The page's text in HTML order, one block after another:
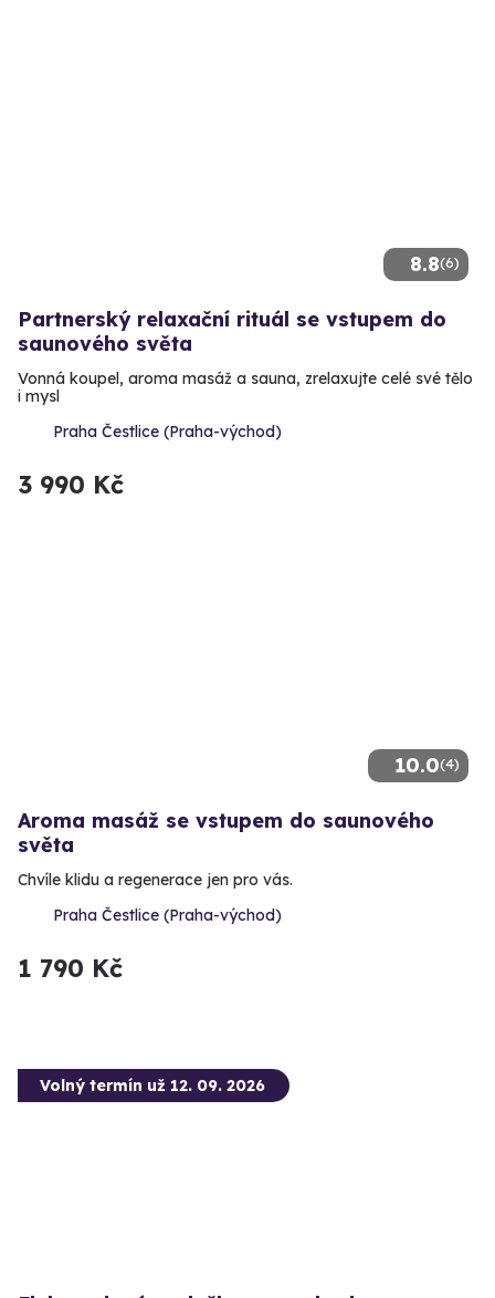
8.8(6)
Partnerský relaxační rituál se vstupem do
saunového světa
Vonná koupel, aroma masáž a sauna, zrelaxujte celé své tělo
i mysl
Praha Čestlice (Praha-východ)
3 990 Kč
10.0(4)
Aroma masáž se vstupem do saunového
světa
Chvíle klidu a regenerace jen pro vás.
Praha Čestlice (Praha-východ)
1 790 Kč
Volný termín už 12. 09. 2026